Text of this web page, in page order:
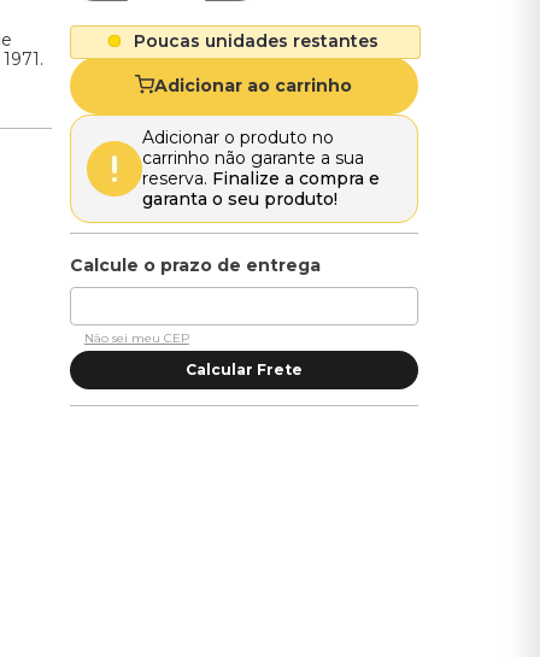
Poucas unidades restantes
Adicionar ao carrinho
Adicionar o produto no
carrinho não garante a sua
reserva. Finalize a compra e
garanta o seu produto!
Não sei meu CEP